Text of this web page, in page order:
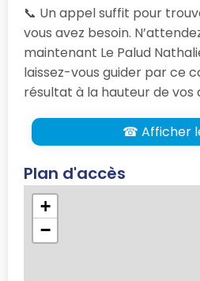
📞 Un appel suffit pour
vous avez besoin.
maintenant Le Palud
laissez-vous guider par ce
résultat à la hauteur de vos
☎ Afficher
Plan d'accès
+
−